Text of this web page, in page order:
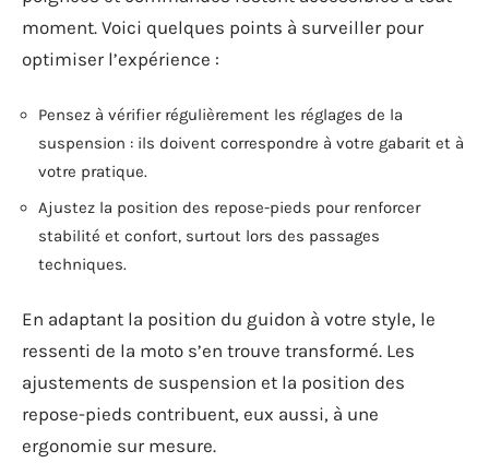
moment. Voici quelques points à surveiller pour
optimiser l’expérience :
Pensez à vérifier régulièrement les réglages de la
suspension : ils doivent correspondre à votre gabarit et à
votre pratique.
Ajustez la position des repose-pieds pour renforcer
stabilité et confort, surtout lors des passages
techniques.
En adaptant la position du guidon à votre style, le
ressenti de la moto s’en trouve transformé. Les
ajustements de suspension et la position des
repose-pieds contribuent, eux aussi, à une
ergonomie sur mesure.